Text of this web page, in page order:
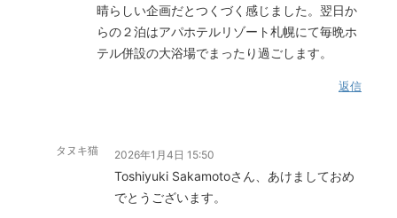
晴らしい企画だとつくづく感じました。翌日か
らの２泊はアパホテルリゾート札幌にて毎晩ホ
テル併設の大浴場でまったり過ごします。
返信
タヌキ猫 2026年1月4日 15:50
Toshiyuki Sakamotoさん、あけましておめ
でとうございます。